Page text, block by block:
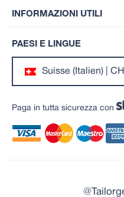
INFORMAZIONI UTILI
PAESI E LINGUE
Suisse (Italien) |
Paga in tutta sicurezza con